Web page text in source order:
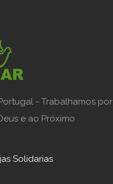
- Trabalhamos por
e ao Próximo
Solidarias